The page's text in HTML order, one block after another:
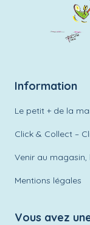
Information
Le petit + de la
Click & Collect –
Venir au
Mentions légales
Vous avez